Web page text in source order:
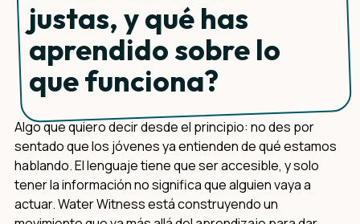
justas, y qué has
aprendido sobre lo
que funciona?
Algo que quiero decir desde el principio: no des por
sentado que los jóvenes ya entienden de qué estamos
hablando. El lenguaje tiene que ser accesible, y solo
tener la información no significa que alguien vaya a
actuar. Water Witness está construyendo un